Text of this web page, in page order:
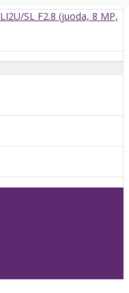
SL F2.8 (juoda, 8 MP,